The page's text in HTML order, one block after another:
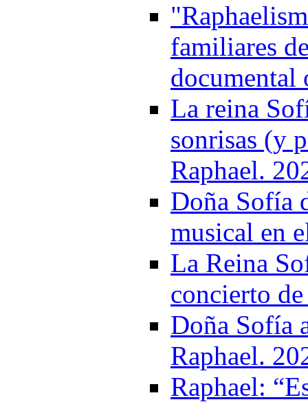
familiares
La reina
sonrisas (y
Raphael.
Doña Sofía
musical en
La Reina
concierto
Doña Sofía
Raphael.
Raphael: